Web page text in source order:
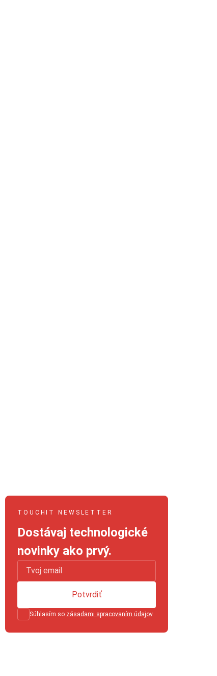
TOUCHIT NEWSLETTER
Dostávaj technologické
novinky ako prvý.
Súhlasím so zásadami spracovaním údajov.
Potvrdiť